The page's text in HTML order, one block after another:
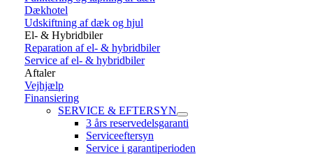
Dækhotel
Udskiftning af dæk og hjul
El- & Hybridbiler
Reparation af el- & hybridbiler
Service af el- & hybridbiler
Aftaler
Vejhjælp
Finansiering
SERVICE & EFTERSYN
3 års reservedelsgaranti
Serviceeftersyn
Service i garantiperioden